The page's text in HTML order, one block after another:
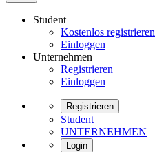
Student
Kostenlos registrieren
Einloggen
Unternehmen
Registrieren
Einloggen
Registrieren
Student
UNTERNEHMEN
Login